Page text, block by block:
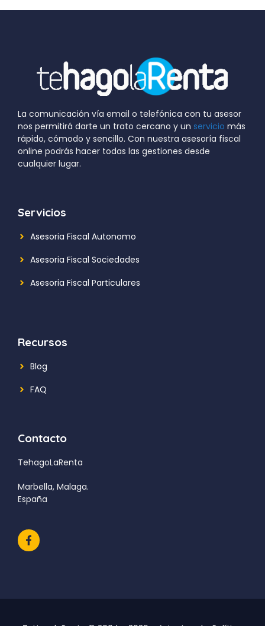
La comunicación vía email o telefónica con tu asesor
nos permitirá darte un trato cercano y un servicio más
rápido, cómodo y sencillo. Con nuestra asesoría fiscal
online podrás hacer todas las gestiones desde
cualquier lugar.
Servicios
Asesoria Fiscal Autonomo
Asesoria Fiscal Sociedades
Asesoria Fiscal Particulares
Recursos
Blog
FAQ
Contacto
TehagoLaRenta
Marbella, Malaga.
España